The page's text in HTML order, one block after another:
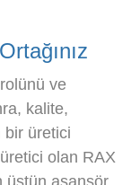
ve
kalite,
bir üretici
olan RAX